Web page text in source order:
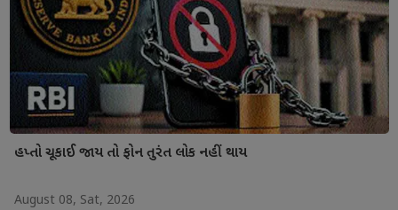
હપ્તો ચૂકાઈ જાય તો ફોન તુરંત લોક નહીં થાય
August 08, Sat, 2026